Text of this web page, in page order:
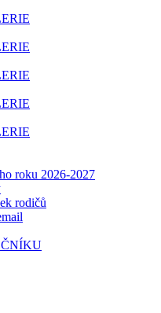
roku 2026-2027
rodičů